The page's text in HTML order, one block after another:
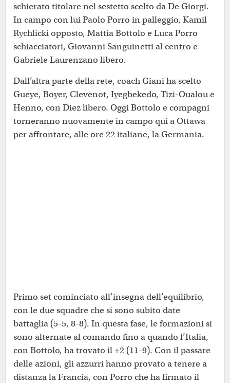
schierato titolare nel sestetto scelto da De Giorgi.
In campo con lui Paolo Porro in palleggio, Kamil
Rychlicki opposto, Mattia Bottolo e Luca Porro
schiacciatori, Giovanni Sanguinetti al centro e
Gabriele Laurenzano libero.
Dall’altra parte della rete, coach Giani ha scelto
Gueye, Boyer, Clevenot, Iyegbekedo, Tizi-Oualou e
Henno, con Diez libero. Oggi Bottolo e compagni
torneranno nuovamente in campo qui a Ottawa
per affrontare, alle ore 22 italiane, la Germania.
Primo set cominciato all’insegna dell’equilibrio,
con le due squadre che si sono subito date
battaglia (5-5, 8-8). In questa fase, le formazioni si
sono alternate al comando fino a quando l’Italia,
con Bottolo, ha trovato il +2 (11-9). Con il passare
delle azioni, gli azzurri hanno provato a tenere a
distanza la Francia, con Porro che ha firmato il